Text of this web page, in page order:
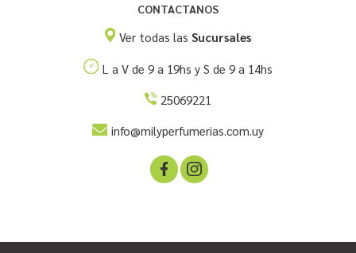
CONTACTANOS
Ver todas lasSucursales
L a V de 9 a 19hs y S de 9 a 14hs
25069221
info@milyperfumerias.com.uy